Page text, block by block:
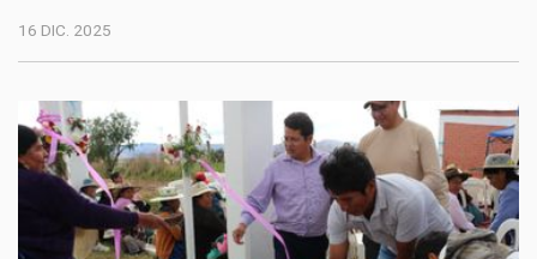
16 DIC. 2025